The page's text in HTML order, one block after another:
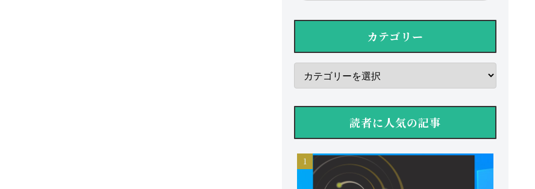
カテゴリー
読者に人気の記事